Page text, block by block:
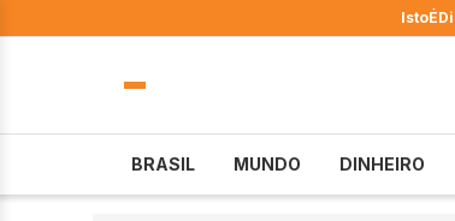
IstoÉ
BRASIL MUNDO DINHEIRO